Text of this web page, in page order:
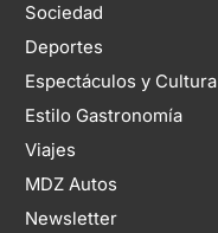
Sociedad
Deportes
Espectáculos y Cultura
Estilo Gastronomía
Viajes
MDZ Autos
Newsletter